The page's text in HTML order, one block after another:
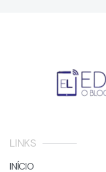
LINKS
INÍCIO